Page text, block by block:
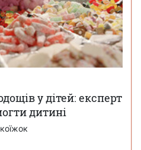
у дітей: експерт
дитині